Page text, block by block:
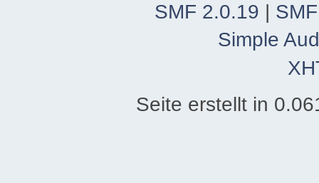
SMF 2.0.19
Simple
Seite erstellt in